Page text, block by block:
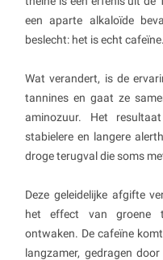
een aparte alkaloïde
beslecht: het is echt cafeïne.
Wat verandert, is de
tannines en gaat ze
aminozuur. Het
stabielere en langere
droge terugval die soms
Deze geleidelijke afgifte
het effect van groene
ontwaken. De cafeïne
langzamer, gedragen